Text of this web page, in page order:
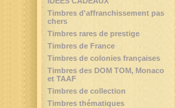
Timbres d'affranchissement pas
chers
Timbres rares de prestige
Timbres de France
Timbres de colonies françaises
Timbres des DOM TOM, Monaco
et TAAF
Timbres de collection
Timbres thématiques